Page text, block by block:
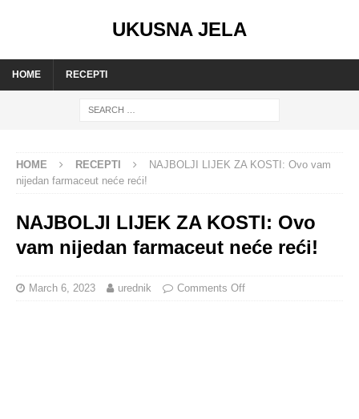
UKUSNA JELA
HOME RECEPTI
HOME RECEPTI
NAJBOLJI LIJEK ZA KOSTI: Ovo vam
nijedan farmaceut neće reći!
NAJBOLJI LIJEK ZA KOSTI: Ovo
vam nijedan farmaceut neće reći!
March 6, 2023 urednik Comments Off